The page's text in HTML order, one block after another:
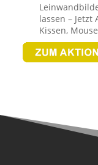
lassen – Jetzt
Kissen,